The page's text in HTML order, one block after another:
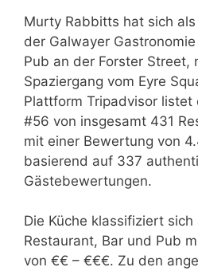
Murty Rabbitts hat sich
der Galwayer
Pub an der Forster Street,
Spaziergang vom Eyre
Plattform Tripadvisor listet
#56 von insgesamt 431
mit einer Bewertung von
basierend auf 337
Gästebewertungen.
Die Küche klassifiziert sich
Restaurant, Bar und Pub
von €€ – €€€. Zu den